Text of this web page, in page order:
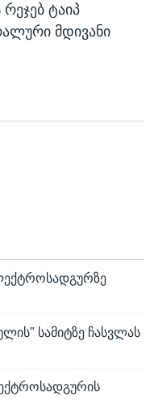
ტაიპ
მდივანი
სამიტზე ჩასვლას